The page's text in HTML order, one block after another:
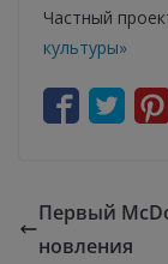
Частный
культуры»
Первый
новления